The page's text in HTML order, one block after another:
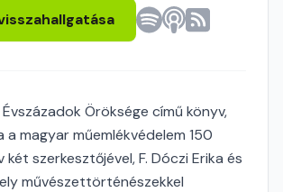
Öröksége című könyv,
a magyar műemlékvédelem 150
két szerkesztőjével, F. Dóczi Erika és
művészettörténészekkel